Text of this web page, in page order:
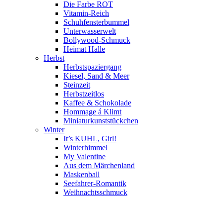
Die Farbe ROT
Vitamin-Reich
Schuhfensterbummel
Unterwasserwelt
Bollywood-Schmuck
Heimat Halle
Herbst
Herbstspaziergang
Kiesel, Sand & Meer
Steinzeit
Herbstzeitlos
Kaffee & Schokolade
Hommage á Klimt
Miniaturkunststückchen
Winter
It’s KUHL, Girl!
Winterhimmel
My Valentine
Aus dem Märchenland
Maskenball
Seefahrer-Romantik
Weihnachtsschmuck